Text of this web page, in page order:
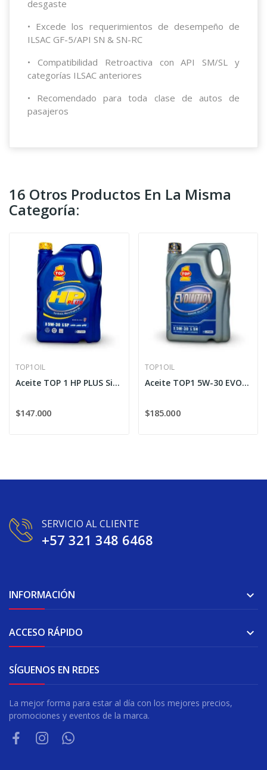
desgaste
• Excede los requerimientos de desempeño de
ILSAC GF-5/API SN & SN-RC
• Compatibilidad Retroactiva con API SM/SL y
categorías ILSAC anteriores
• Recomendado para toda clase de autos de
pasajeros
16 Otros Productos En La Misma
Categoría:
TOP1OIL
Aceite TOP 1 HP PLUS Sintético 5W-30
$147.000
TOP1OIL
Aceite TOP1 5W-30 EVOLUTION
$185.000
SERVICIO AL CLIENTE
+57 321 348 6468
INFORMACIÓN 
ACCESO RÁPIDO 
SÍGUENOS EN REDES
La mejor forma para estar al día con los mejores precios,
promociones y eventos de la marca.